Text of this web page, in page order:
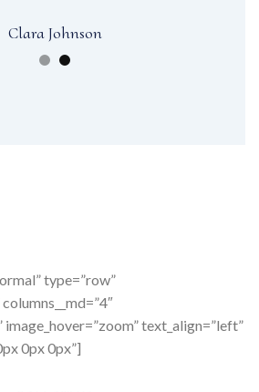
Clara Johnson
type=”row”
image_hover=”zoom” text_align=”left”
0px 0px”]